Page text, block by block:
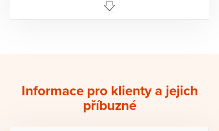
Informace pro klienty a jejich
příbuzné